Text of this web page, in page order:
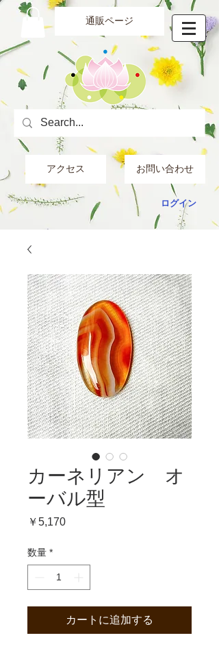
通販ページ
アクセス お問い合わせ
ログイン
カーネリアン オ
ーバル型
￥5,170価
数量 *
カートに追加する